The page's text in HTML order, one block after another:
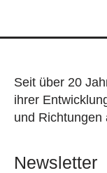
Seit über 20
ihrer
und Richtungen
Newsletter